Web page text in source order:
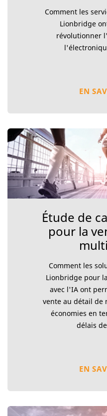
Comment les
Lionbridge
révolutionner
EN
Étude de
pour la
Comment les
Lionbridge pour
avec l'IA ont
vente au détail de
économies en
délais
EN